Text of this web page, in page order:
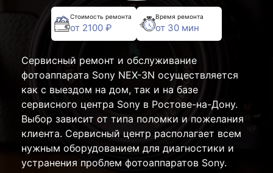
Стоимость ремонта
от 2100 ₽
Время ремонта
от 30 мин
Сервисный ремонт и обслуживание
фотоаппарата Sony NEX-3N осуществляется
как с выездом на дом, так и на базе
сервисного центра Sony в Ростове-на-Дону.
Выбор зависит от типа поломки и пожелания
клиента. Сервисный центр располагает всем
нужным оборудованием для диагностики и
устранения проблем фотоаппаратов Sony.